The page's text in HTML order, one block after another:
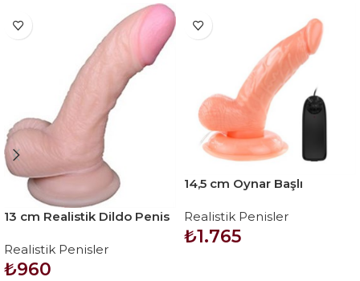
13 cm Realistik Dildo Penis
Realistik Penisler
₺960
14,5 cm Oynar Başlı
Penis – Rota Dong
Realistik Penisler
₺1.765